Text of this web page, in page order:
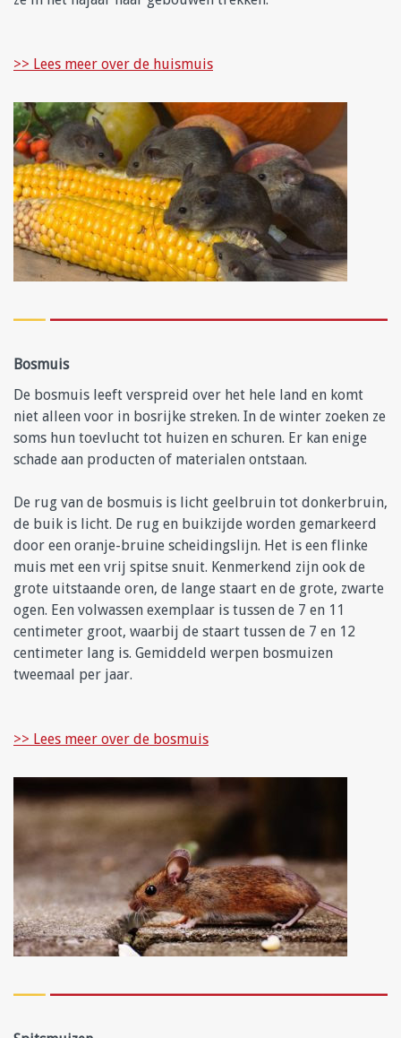
>> Lees meer over de huismuis
Bosmuis
De bosmuis leeft verspreid over het hele land en komt
niet alleen voor in bosrijke streken. In de winter zoeken ze
soms hun toevlucht tot huizen en schuren. Er kan enige
schade aan producten of materialen ontstaan.
De rug van de bosmuis is licht geelbruin tot donkerbruin,
de buik is licht. De rug en buikzijde worden gemarkeerd
door een oranje-bruine scheidingslijn. Het is een flinke
muis met een vrij spitse snuit. Kenmerkend zijn ook de
grote uitstaande oren, de lange staart en de grote, zwarte
ogen. Een volwassen exemplaar is tussen de 7 en 11
centimeter groot, waarbij de staart tussen de 7 en 12
centimeter lang is. Gemiddeld werpen bosmuizen
tweemaal per jaar.
>> Lees meer over de bosmuis